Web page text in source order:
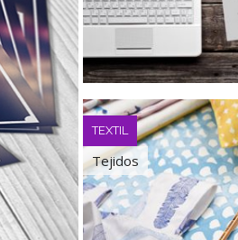
PACKAGING
Bolsas